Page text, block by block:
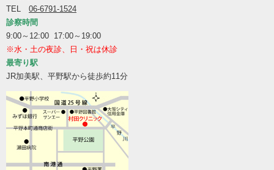
TEL 06-6791-1524
診察時間
9:00～12:00 17:00～19:00
※水・土の夜診、日・祝は休診
最寄り駅
JR加美駅、平野駅から徒歩約11分